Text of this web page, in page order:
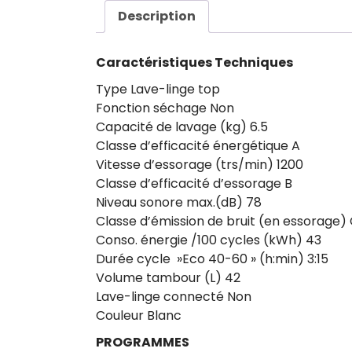
Description
Caractéristiques Techniques
Type Lave-linge top
Fonction séchage Non
Capacité de lavage (kg) 6.5
Classe d’efficacité énergétique A
Vitesse d’essorage (trs/min) 1200
Classe d’efficacité d’essorage B
Niveau sonore max.(dB) 78
Classe d’émission de bruit (en essorage)
Conso. énergie /100 cycles (kWh) 43
Durée cycle »Eco 40-60 » (h:min) 3:15
Volume tambour (L) 42
Lave-linge connecté Non
Couleur Blanc
PROGRAMMES